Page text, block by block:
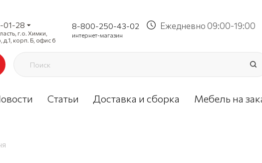
01-28
г.о. Химки,
д.1, корп. Б, офис 6
8-800-250-43-02
интернет-магазин
Ежедневно 09:00-19:00
Статьи Доставка и сборка Мебель на